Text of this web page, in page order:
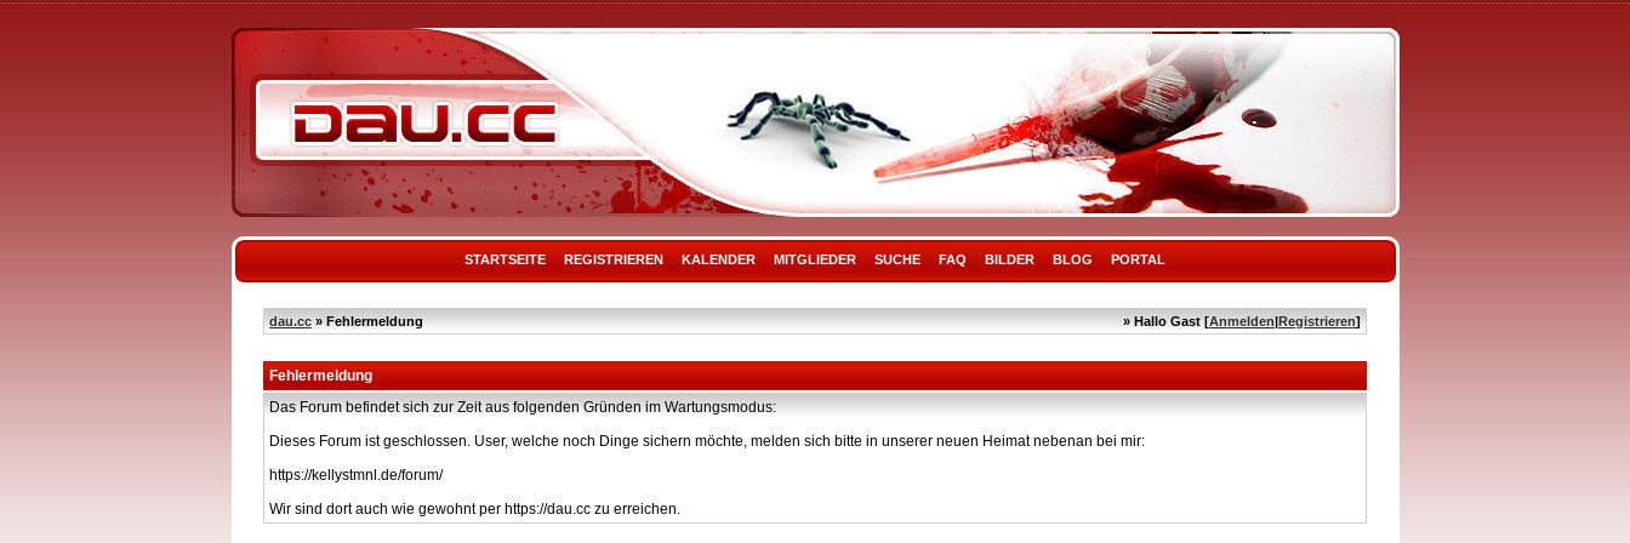
STARTSEITE REGISTRIEREN KALENDER MITGLIEDER SUCHE FAQ BILDER BLOG PORTAL
dau.cc » Fehlermeldung » Hallo Gast [Anmelden|Registrieren]
Fehlermeldung
Das Forum befindet sich zur Zeit aus folgenden Gründen im Wartungsmodus:
Dieses Forum ist geschlossen. User, welche noch Dinge sichern möchte, melden sich bitte in unserer neuen Heimat nebenan bei mir:
https://kellystmnl.de/forum/
Wir sind dort auch wie gewohnt per https://dau.cc zu erreichen.